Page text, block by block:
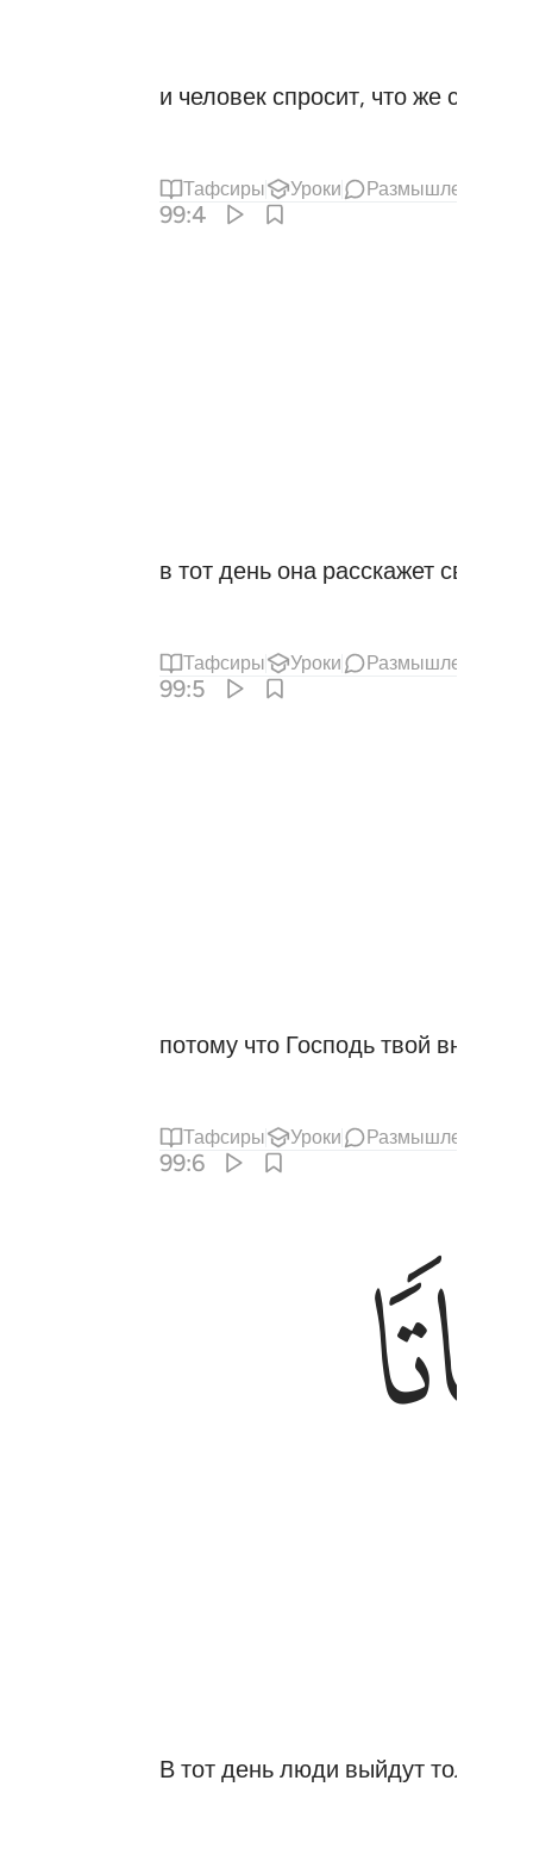
и человек спросит, что же с нею,
Тафсиры Уроки Размышления
99:4
в тот день она расскажет свои
Тафсиры Уроки Размышления
99:5
потому что Господь твой внушит
Тафсиры Уроки Размышления
99:6
В тот день люди выйдут